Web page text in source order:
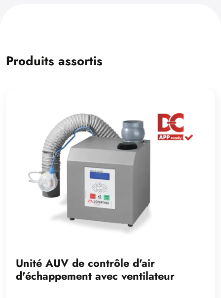
Produits assortis
Unité AUV de contrôle d'air
d'échappement avec ventilateur